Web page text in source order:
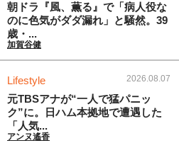
朝ドラ『風、薫る』で「病人役な
のに色気がダダ漏れ」と騒然。39
歳・...
加賀谷健
Lifestyle 2026.08.07
元TBSアナが“一人で猛パニッ
ク”に。日ハム本拠地で遭遇した
「人気...
アンヌ遙香